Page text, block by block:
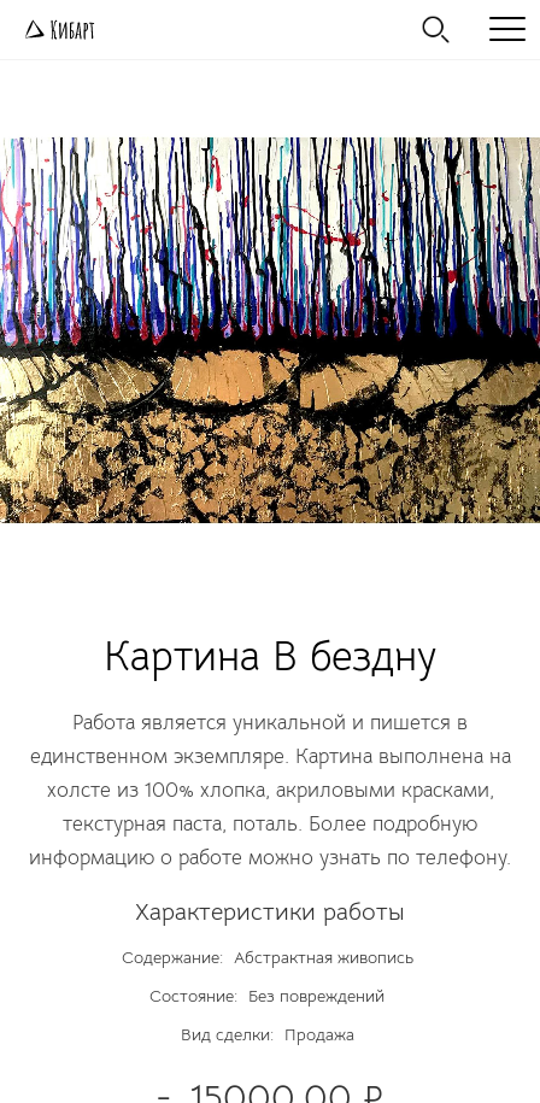
Картина В бездну
Работа является уникальной и пишется в
единственном экземпляре. Картина выполнена на
холсте из 100% хлопка, акриловыми красками,
текстурная паста, поталь. Более подробную
информацию о работе можно узнать по телефону.
Характеристики работы
Содержание: Абстрактная живопись
Состояние:
Без повреждений
Вид сделки:
Продажа